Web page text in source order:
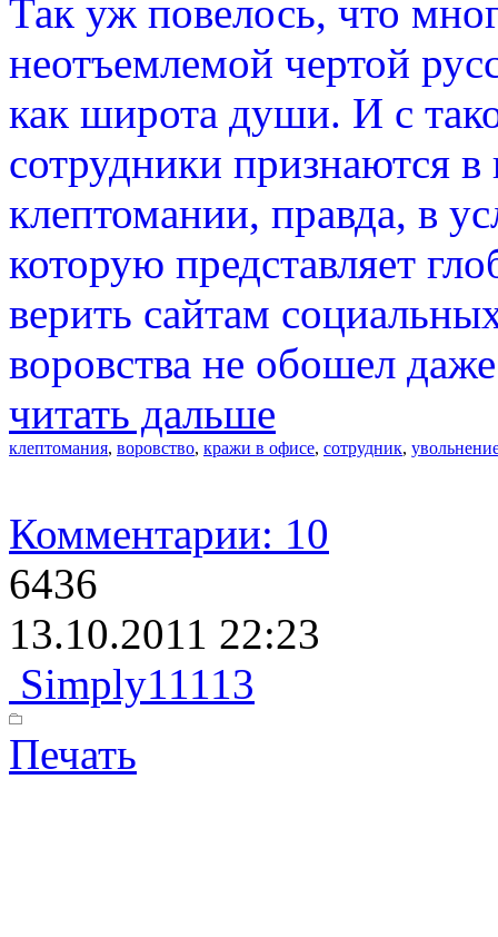
Так уж повелось, что
неотъемлемой чертой
как широта души. И с
сотрудники признаются
клептомании, правда, в
которую представляет
верить сайтам
воровства не обошел
читать дальше
клептомания, воровство, кражи в офисе, сотрудник,
Комментарии: 10
6436
13.10.2011 22:23
Simply11113
Печать